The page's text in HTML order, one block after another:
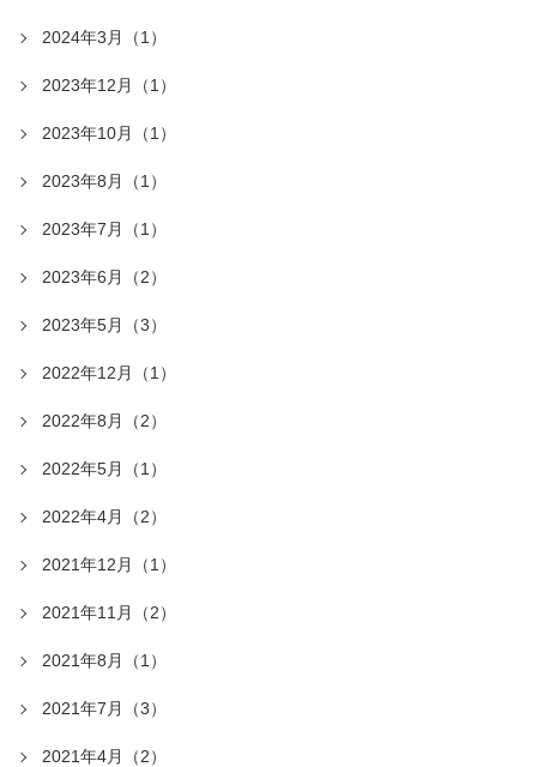
2024年3月（1）
2023年12月（1）
2023年10月（1）
2023年8月（1）
2023年7月（1）
2023年6月（2）
2023年5月（3）
2022年12月（1）
2022年8月（2）
2022年5月（1）
2022年4月（2）
2021年12月（1）
2021年11月（2）
2021年8月（1）
2021年7月（3）
2021年4月（2）